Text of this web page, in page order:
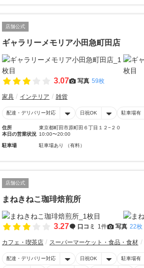
店舗公式
ギャラリーメモリア小田急町田店
3.07 写真 59枚
家具 インテリア 雑貨
配達・デリバリー対応 日祝OK 駐車場有
住所
東京都町田市原町田６丁目１２−２０
本日の営業状況 10:00〜20:00
駐車場 駐車場あり （有料）
店舗公式
まねきねこ珈琲焙煎所
3.27 口コミ 1件 写真 22枚
カフェ・喫茶店 スーパーマーケット・食品・食材
配達・デリバリー対応 日祝OK 駐車場有